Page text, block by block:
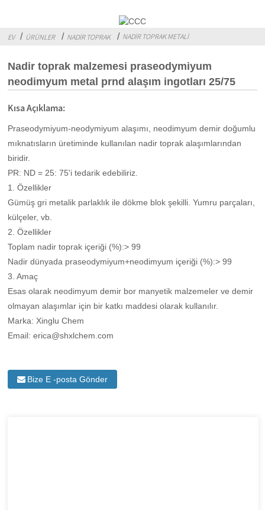
EV ÜRÜNLER NADIR TOPRAK NADIR TOPRAK METALI
Nadir toprak malzemesi praseodymiyum
neodimyum metal prnd alaşım ingotları 25/75
Kısa Açıklama:
Praseodymiyum-neodymiyum alaşımı, neodimyum demir doğumlu
mıknatısların üretiminde kullanılan nadir toprak alaşımlarından
biridir.
PR: ND = 25: 75'i tedarik edebiliriz.
1. Özellikler
Gümüş gri metalik parlaklık ile dökme blok şekilli. Yumru parçaları,
külçeler, vb.
2. Özellikler
Toplam nadir toprak içeriği (%):> 99
Nadir dünyada praseodymiyum+neodimyum içeriği (%):> 99
3. Amaç
Esas olarak neodimyum demir bor manyetik malzemeler ve demir
olmayan alaşımlar için bir katkı maddesi olarak kullanılır.
Marka: Xinglu Chem
Email: erica@shxlchem.com
Bize E -posta Gönder